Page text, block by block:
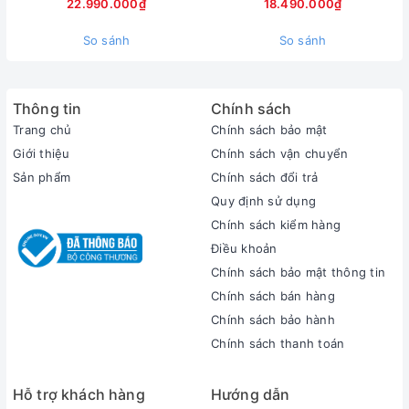
khẳng định đẳng cấp của sự trí tuệ qua một thiết bị công
nghệ đỉnh cao.
Windows 11
22.990.000₫
So sánh
18.490.000₫
So sánh
Thông tin
Trang chủ
Giới thiệu
Sản phẩm
Chính sách
Chính sách bảo mật
Chính sách vận chuyển
Chính sách đổi trả
Quy định sử dụng
Chính sách kiểm hàng
Điều khoản
Chính sách bảo mật thông tin
Chính sách bán hàng
Chính sách bảo hành
Chính sách thanh toán
Hỗ trợ khách hàng Hướng dẫn